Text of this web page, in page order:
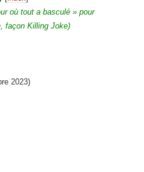
où tout a basculé » pour
façon Killing Joke)
2023)